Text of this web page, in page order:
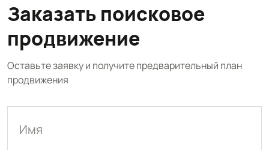
Заказать поисковое
продвижение
Оставьте заявку и получите предварительный план
продвижения
Имя